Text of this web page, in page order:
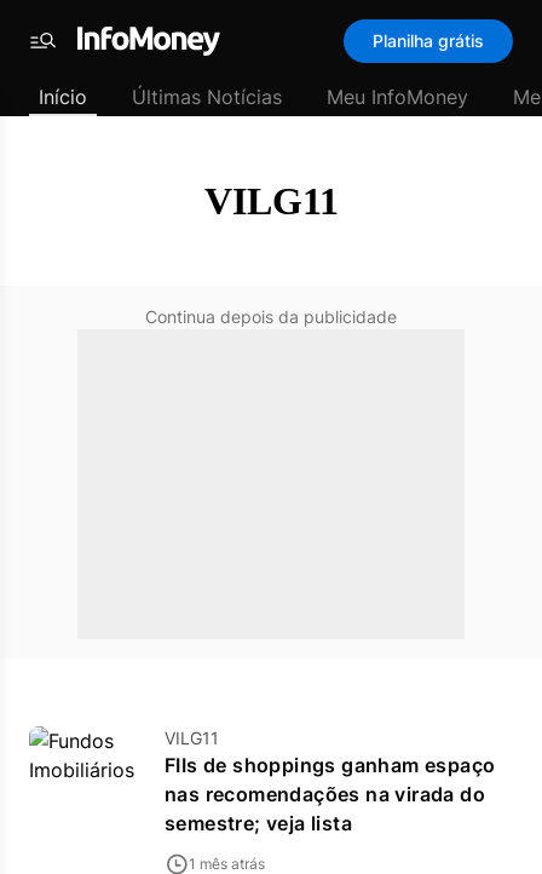
Padrão
Últimas
Menu
Planilha grátis
Início Últimas Notícias Meu InfoMoney
VILG11
Continua depois da publicidade
VILG11
FIIs de shoppings ganham espaço
nas recomendações na virada do
semestre; veja lista
1 mês atrás